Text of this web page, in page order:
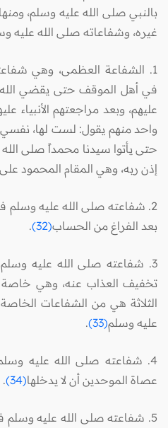
بالنبي صلى الله عليه وسلم،
غيره، وشفاعاته صلى الله عليه
1. الشفاعة العظمى، وهي
في أهل الموقف حتى يقضي
عليهم، وبعد مراجعتهم الأنبياء
واحد منهم يقول: لست لها، نفسي
حتى يأتوا سيدنا محمداً صلى
إذن ربه، وهي المقام المحمود
2. شفاعته صلى الله عليه وسلم
بعد الفراغ من الحساب(32)
.
3. شفاعته صلى الله عليه
تخفيف العذاب عنه، وهي خاصة
الثلاثة هي من الشفاعات
عليه وسلم(33)
.
4. شفاعته صلى الله عليه
عصاة الموحدين أن لا يدخلها(34)
.
5. شفاعته صلى الله عليه